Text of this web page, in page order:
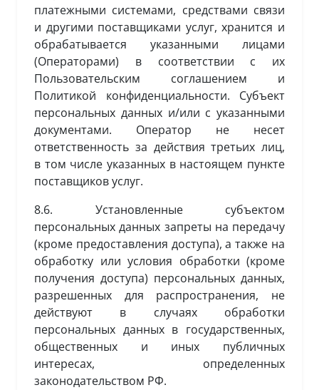
платежными системами, средствами связи
и другими поставщиками услуг, хранится и
обрабатывается указанными лицами
(Операторами) в соответствии с их
Пользовательским соглашением и
Политикой конфиденциальности. Субъект
персональных данных и/или с указанными
документами. Оператор не несет
ответственность за действия третьих лиц,
в том числе указанных в настоящем пункте
поставщиков услуг.
8.6. Установленные субъектом
персональных данных запреты на передачу
(кроме предоставления доступа), а также на
обработку или условия обработки (кроме
получения доступа) персональных данных,
разрешенных для распространения, не
действуют в случаях обработки
персональных данных в государственных,
общественных и иных публичных
интересах, определенных
законодательством РФ.